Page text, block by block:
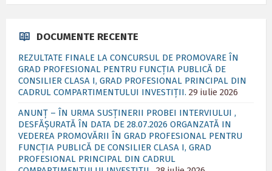
DOCUMENTE RECENTE
REZULTATE FINALE LA CONCURSUL DE PROMOVARE ÎN
GRAD PROFESIONAL PENTRU FUNCȚIA PUBLICĂ DE
CONSILIER CLASA I, GRAD PROFESIONAL PRINCIPAL DIN
CADRUL COMPARTIMENTULUI INVESTIȚII. 29 iulie 2026
ANUNȚ – ÎN URMA SUSȚINERII PROBEI INTERVIULUI ,
DESFĂȘURATĂ ÎN DATA DE 28.07.2026 ORGANZATĂ IN
VEDEREA PROMOVĂRII ÎN GRAD PROFESIONAL PENTRU
FUNCȚIA PUBLICĂ DE CONSILIER CLASA I, GRAD
PROFESIONAL PRINCIPAL DIN CADRUL